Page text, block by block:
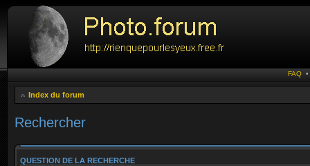
FAQ
Index du forum
Rechercher
QUESTION DE LA RECHERCHE